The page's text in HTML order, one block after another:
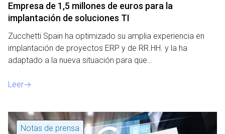
Empresa de 1,5 millones de euros para la
implantación de soluciones TI
Zucchetti Spain ha optimizado su amplia experiencia en
implantación de proyectos ERP y de RR.HH. y la ha
adaptado a la nueva situación para que…
Leer
Notas de prensa